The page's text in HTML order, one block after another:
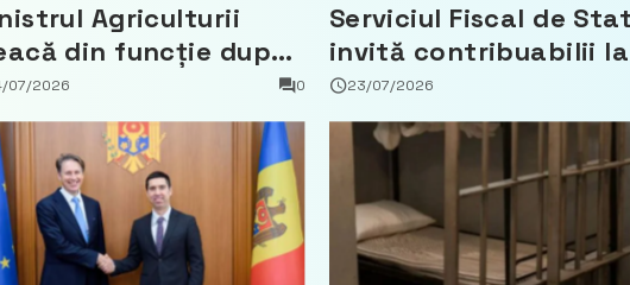
Agriculturii
din funcție după
negat că a făcut
din Partidul
07/2026 0
Serviciul Fiscal de
invită contribuabilii la
un webinar gratuit
privind calculul
impozitului pe
imobiliare
23/07/2026